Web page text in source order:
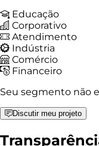
Educação
Corporativo
Atendimento
Indústria
Comércio
Financeiro
Seu segmento não
Discutir meu projeto